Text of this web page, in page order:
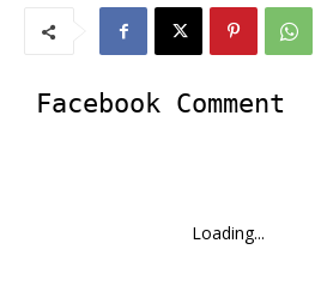
Facebook Comment
Loading...